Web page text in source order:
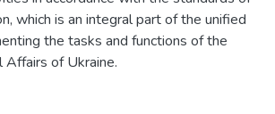
which is an integral part of the unified
the tasks and functions of the
of Ukraine.